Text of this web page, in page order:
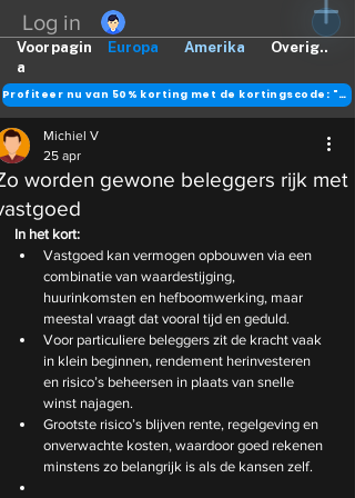
Log in
Europa Amerika Overig..
Voorpagin
a
Profiteer nu van 50% korting met de kortingscode: "DANK"
worden gewone beleggers rijk met
Michiel V
25 apr
In het kort:
Vastgoed kan vermogen opbouwen via een
combinatie van waardestijging,
huurinkomsten en hefboomwerking, maar
meestal vraagt dat vooral tijd en geduld.
Voor particuliere beleggers zit de kracht vaak
in klein beginnen, rendement herinvesteren
en risico’s beheersen in plaats van snelle
winst najagen.
Grootste risico’s blijven rente, regelgeving en
onverwachte kosten, waardoor goed rekenen
minstens zo belangrijk is als de kansen zelf.